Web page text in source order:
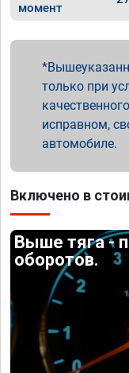
момент
только при
исправном,
автомобиле.
Включено в
Выше тяга -
оборотов.